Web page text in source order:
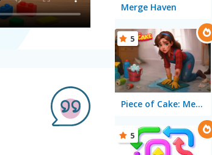
Merge Haven
Piece of Cake: Merge and Bake
5
5